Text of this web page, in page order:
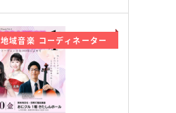
地域音楽 コーディネーター